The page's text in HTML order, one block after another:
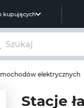
kupujących
elektrycznych
Stacje